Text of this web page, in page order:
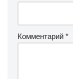
Комментарий *